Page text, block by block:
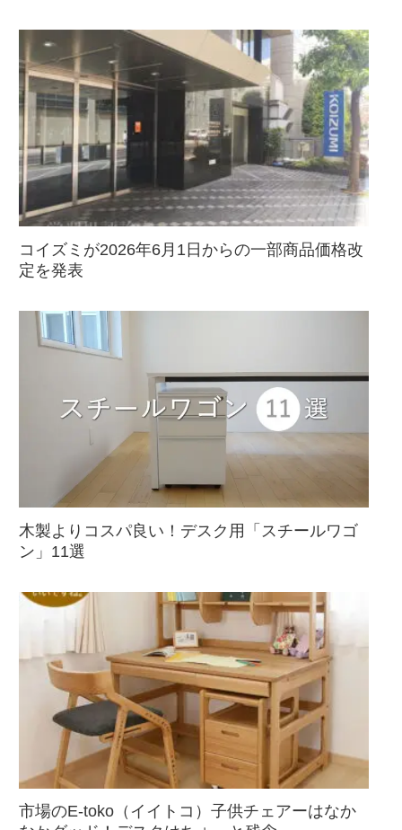
コイズミが2026年6月1日からの一部商品価格改
定を発表
木製よりコスパ良い！デスク用「スチールワゴ
ン」11選
市場のE-toko（イイトコ）子供チェアーはなか